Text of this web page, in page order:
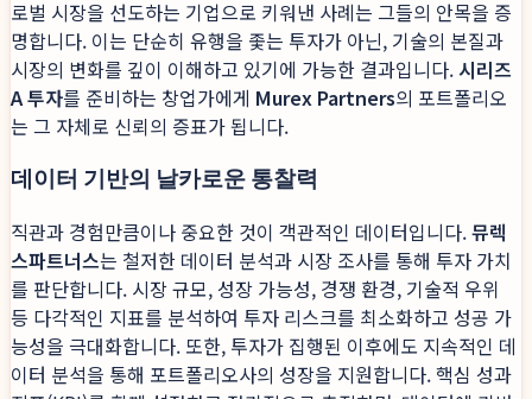
로벌 시장을 선도하는 기업으로 키워낸 사례는 그들의 안목을 증
명합니다. 이는 단순히 유행을 좇는 투자가 아닌, 기술의 본질과
시장의 변화를 깊이 이해하고 있기에 가능한 결과입니다. 시리즈
A 투자를 준비하는 창업가에게 Murex Partners의 포트폴리오
는 그 자체로 신뢰의 증표가 됩니다.
데이터 기반의 날카로운 통찰력
직관과 경험만큼이나 중요한 것이 객관적인 데이터입니다.뮤렉
스파트너스는 철저한 데이터 분석과 시장 조사를 통해 투자 가치
를 판단합니다. 시장 규모, 성장 가능성, 경쟁 환경, 기술적 우위
등 다각적인 지표를 분석하여 투자 리스크를 최소화하고 성공 가
능성을 극대화합니다. 또한, 투자가 집행된 이후에도 지속적인 데
이터 분석을 통해 포트폴리오사의 성장을 지원합니다. 핵심 성과